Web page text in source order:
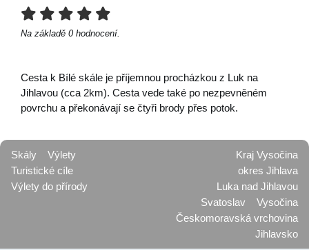
Na základě 0 hodnocení.
Cesta k Bílé skále je příjemnou procházkou z Luk na
Jihlavou (cca 2km). Cesta vede také po nezpevněném
povrchu a překonávají se čtyři brody přes potok.
Skály
Výlety
Turistické cíle
Výlety do přírody
Kraj Vysočina
okres Jihlava
Luka nad Jihlavou
Svatoslav
Vysočina
Českomoravská vrchovina
Jihlavsko